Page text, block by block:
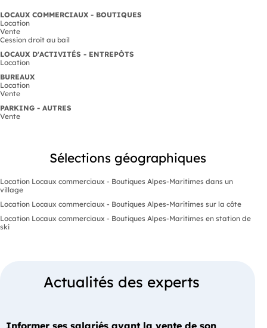
LOCAUX COMMERCIAUX - BOUTIQUES
Location
Vente
Cession droit au bail
LOCAUX D'ACTIVITÉS - ENTREPÔTS
Location
BUREAUX
Location
Vente
PARKING - AUTRES
Vente
Sélections géographiques
Location Locaux commerciaux - Boutiques Alpes-Maritimes dans un
village
Location Locaux commerciaux - Boutiques Alpes-Maritimes sur la côte
Location Locaux commerciaux - Boutiques Alpes-Maritimes en station de
ski
Actualités des experts
Informer ses salariés avant la vente de son